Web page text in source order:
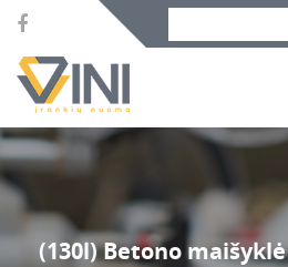
Search bar place.
(130l) Betono